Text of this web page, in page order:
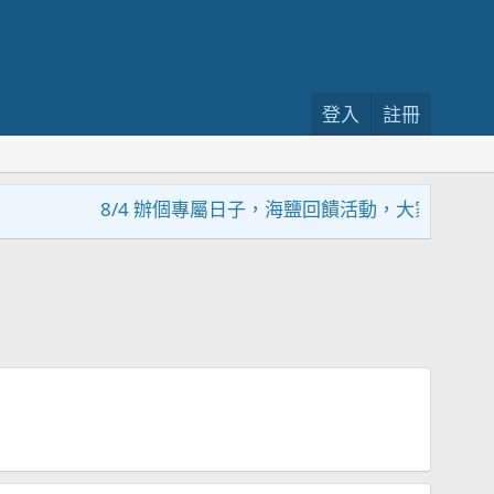
登入 註冊
8/4 辦個專屬日子，海鹽回饋活動，大家趕緊來參加